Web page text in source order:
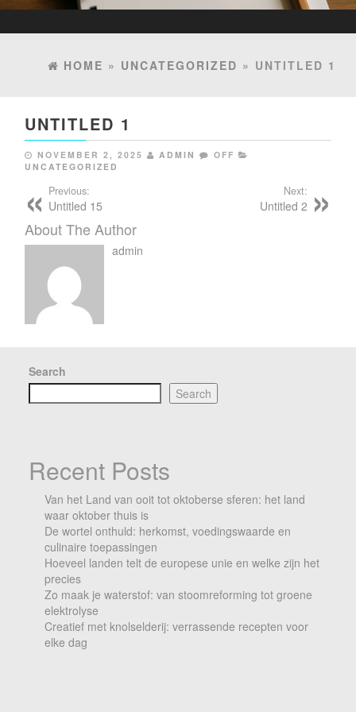
HOME » UNCATEGORIZED » UNTITLED 1
UNTITLED 1
NOVEMBER 2, 2025 ADMIN
OFF
UNCATEGORIZED
Previous:
Untitled 15
Next:
Untitled 2
About The Author
admin
Search
Search
Recent Posts
Van het Land van ooit tot oktoberse sferen: het land
waar oktober thuis is
De wortel onthuld: herkomst, voedingswaarde en
culinaire toepassingen
Hoeveel landen telt de europese unie en welke zijn het
precies
Zo maak je waterstof: van stoomreforming tot groene
elektrolyse
Creatief met knolselderij: verrassende recepten voor
elke dag